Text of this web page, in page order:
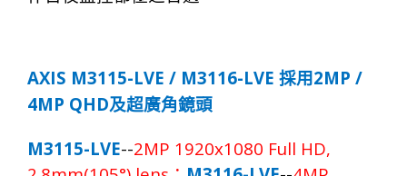
AXIS M3115-LVE / M3116-LVE 採用2MP /
4MP QHD及超廣角鏡頭
M3115-LVE--2MP 1920x1080 Full HD,